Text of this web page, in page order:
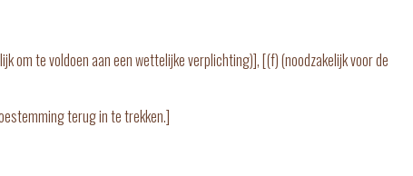
om te voldoen aan een wettelijke verplichting)], [(f) (noodzakelijk voor de
terug in te trekken.]